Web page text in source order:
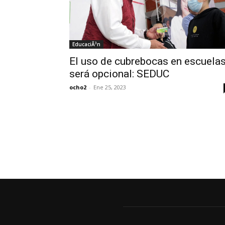
EducaciÃ³n
El uso de cubrebocas en
será opcional: SEDUC
ocho2 - Ene 25, 2023